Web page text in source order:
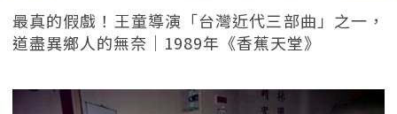
最真的假戲！王童導演「台灣近代三部曲」之一，
道盡異鄉人的無奈｜1989年《香蕉天堂》